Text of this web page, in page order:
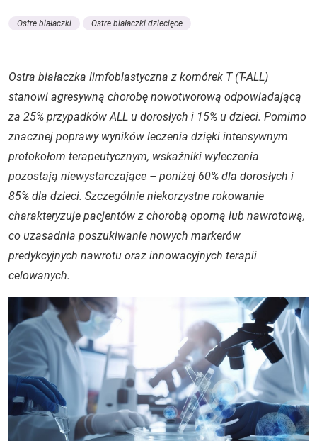
Ostre białaczki Ostre białaczki dziecięce
Ostra białaczka limfoblastyczna z komórek T (T-ALL)
stanowi agresywną chorobę nowotworową odpowiadającą
za 25% przypadków ALL u dorosłych i 15% u dzieci. Pomimo
znacznej poprawy wyników leczenia dzięki intensywnym
protokołom terapeutycznym, wskaźniki wyleczenia
pozostają niewystarczające – poniżej 60% dla dorosłych i
85% dla dzieci. Szczególnie niekorzystne rokowanie
charakteryzuje pacjentów z chorobą oporną lub nawrotową,
co uzasadnia poszukiwanie nowych markerów
predykcyjnych nawrotu oraz innowacyjnych terapii
celowanych.